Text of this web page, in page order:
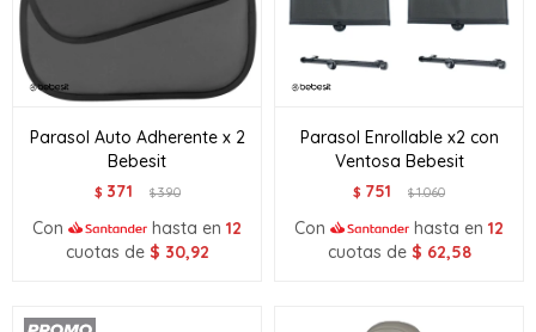
Parasol Auto Adherente x 2
Bebesit
$ 371 $390
Con hasta en 12
cuotas de $ 30,92
Parasol Enrollable x2 con
Ventosa Bebesit
$ 751 $1.060
Con hasta en 12
cuotas de $ 62,58